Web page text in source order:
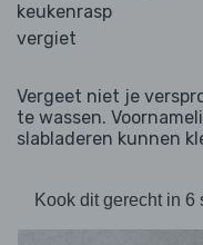
keukenrasp
vergiet
Vergeet niet je
te wassen.
slabladeren kunnen
Kook dit gerecht in 6